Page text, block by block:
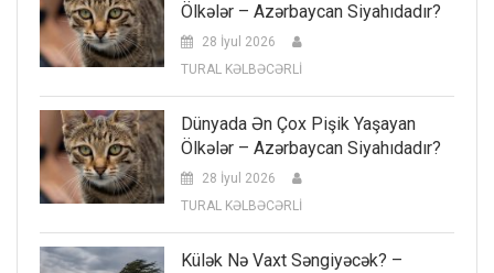
Ölkələr – Azərbaycan Siyahıdadır?
28 İyul 2026
TURAL KƏLBƏCƏRLİ
Dünyada Ən Çox Pişik Yaşayan
Ölkələr – Azərbaycan Siyahıdadır?
28 İyul 2026
TURAL KƏLBƏCƏRLİ
Külək Nə Vaxt Səngiyəcək? –